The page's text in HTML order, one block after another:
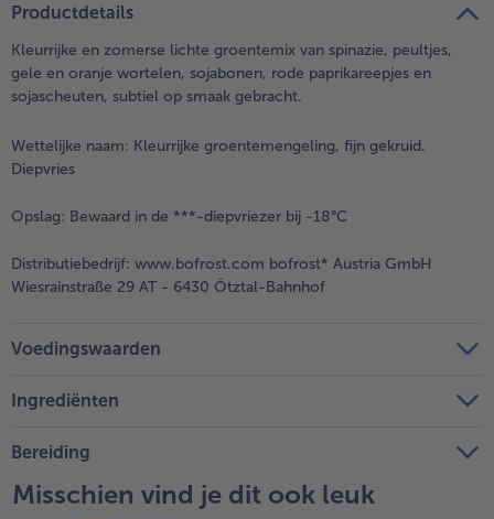
Productdetails
Kleurrijke en zomerse lichte groentemix van spinazie, peultjes,
gele en oranje wortelen, sojabonen, rode paprikareepjes en
sojascheuten, subtiel op smaak gebracht.
Wettelijke naam: Kleurrijke groentemengeling, fijn gekruid.
Diepvries
Opslag: Bewaard in de ***-diepvriezer bij -18°C
Distributiebedrijf: www.bofrost.com bofrost* Austria GmbH
Wiesrainstraße 29 AT - 6430 Ötztal-Bahnhof
Voedingswaarden
Ingrediënten
Bereiding
Misschien vind je dit ook leuk